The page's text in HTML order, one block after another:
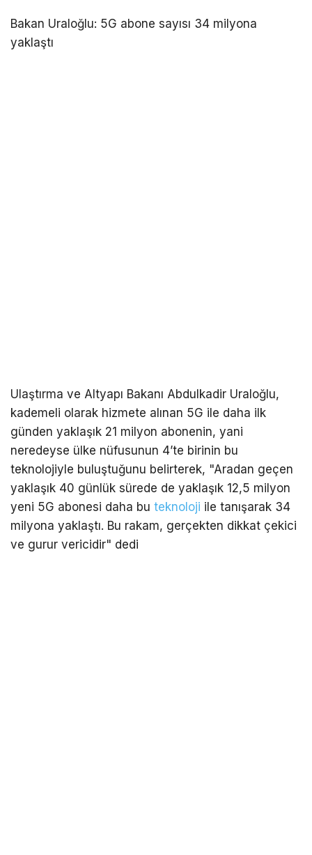
Bakan Uraloğlu: 5G abone sayısı 34 milyona
yaklaştı
Ulaştırma ve Altyapı Bakanı Abdulkadir Uraloğlu,
kademeli olarak hizmete alınan 5G ile daha ilk
günden yaklaşık 21 milyon abonenin, yani
neredeyse ülke nüfusunun 4’te birinin bu
teknolojiyle buluştuğunu belirterek, "Aradan geçen
yaklaşık 40 günlük sürede de yaklaşık 12,5 milyon
yeni 5G abonesi daha bu teknoloji ile tanışarak 34
milyona yaklaştı. Bu rakam, gerçekten dikkat çekici
ve gurur vericidir" dedi